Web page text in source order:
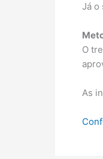
Já o
O
As